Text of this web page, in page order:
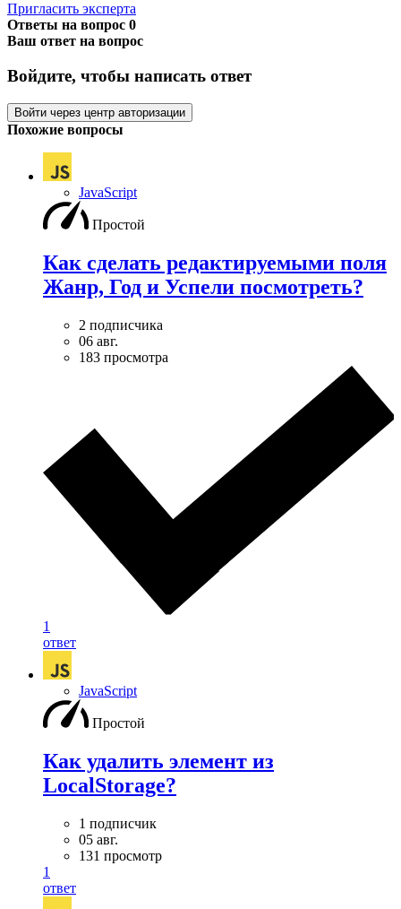
Пригласить эксперта
Ответы на вопрос 0
Ваш ответ на вопрос
Войдите, чтобы написать ответ
Войти через центр авторизации
Похожие вопросы
JavaScript
Простой
Как сделать редактируемыми поля
Жанр, Год и Успели посмотреть?
2 подписчика
06 авг.
183 просмотра
1
ответ
JavaScript
Простой
Как удалить элемент из
LocalStorage?
1 подписчик
05 авг.
131 просмотр
1
ответ